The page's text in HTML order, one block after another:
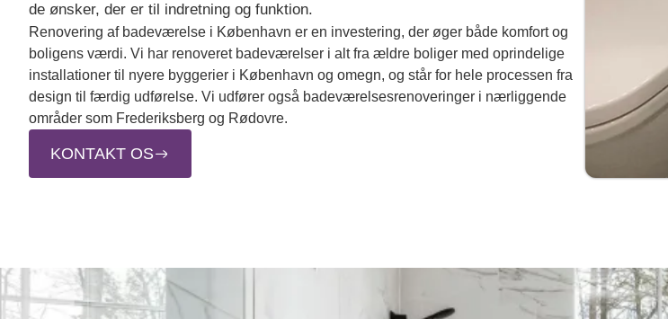
de ønsker, der er til indretning og funktion.
Renovering af badeværelse i København er en investering, der øger både komfort og
boligens værdi. Vi har renoveret badeværelser i alt fra ældre boliger med oprindelige
installationer til nyere byggerier i København og omegn, og står for hele processen fra
design til færdig udførelse. Vi udfører også badeværelsesrenoveringer i nærliggende
områder som Frederiksberg og Rødovre.
KONTAKT OS